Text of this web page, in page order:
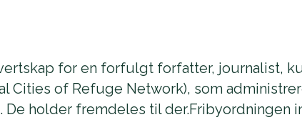
for en forfulgt forfatter, journalist,
Cities of Refuge Network), som
De holder fremdeles til der.Fribyordningen